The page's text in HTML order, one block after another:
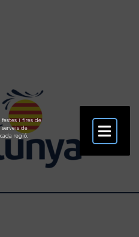
festes i fires de
de
regió.